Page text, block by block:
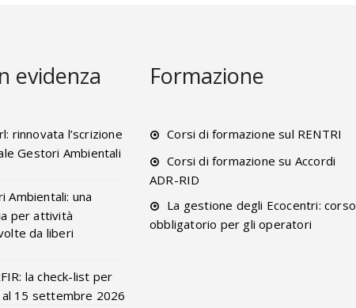
evidenza
rinnovata l’scrizione
Gestori Ambientali
Ambientali: una
per attività
da liberi
la check-list per
15 settembre 2026
Formazione
Corsi di formazione sul RENTRI
Corsi di formazione su Accordi
ADR-RID
La gestione degli Ecocentri: corso
obbligatorio per gli operatori